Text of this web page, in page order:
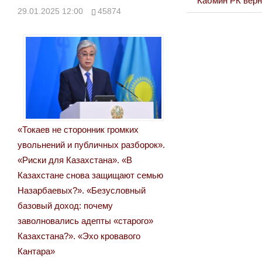
Post:
29.01.2025 12:00 45874
«Токаев не сторонник громких
увольнений и публичных разборок».
«Риски для Казахстана». «В
Казахстане снова защищают семью
Назарбаевых?». «Безусловный
базовый доход: почему
заволновались адепты «старого»
Казахстана?». «Эхо кровавого
Кантара»